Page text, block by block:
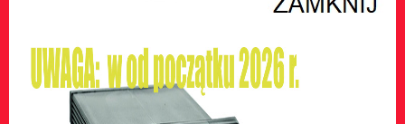
Zabezpieczenia i ochrona silników
wentylatorowych